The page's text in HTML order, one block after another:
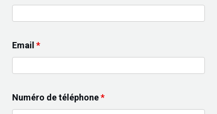
Email *
Numéro de téléphone*